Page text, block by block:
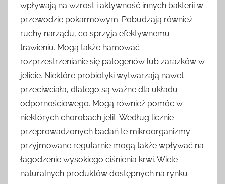
wpływają na wzrost i aktywność innych bakterii w
przewodzie pokarmowym. Pobudzają również
ruchy narządu, co sprzyja efektywnemu
trawieniu. Mogą także hamować
rozprzestrzenianie się patogenów lub zarazków w
jelicie. Niektóre probiotyki wytwarzają nawet
przeciwciała, dlatego są ważne dla układu
odpornościowego. Mogą również pomóc w
niektórych chorobach jelit. Według licznie
przeprowadzonych badań te mikroorganizmy
przyjmowane regularnie mogą także wpływać na
łagodzenie wysokiego ciśnienia krwi. Wiele
naturalnych produktów dostępnych na rynku